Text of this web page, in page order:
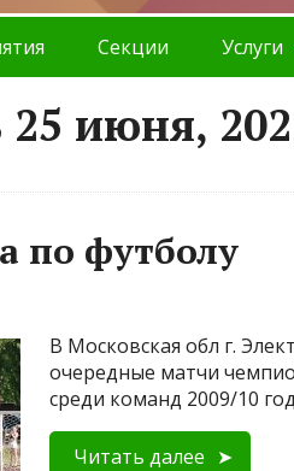
Секции Услуги
июня,
по футболу
В Московская обл г.
очередные матчи
среди команд 2009/10
Читать далее